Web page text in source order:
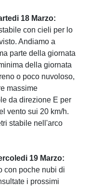
18 Marzo:
con cieli per lo
Andiamo a
parte della giornata
della giornata
o poco nuvoloso,
massime
da direzione E per
vento sui 20 km/h.
stabile nell'arco
19 Marzo:
con poche nubi di
i prossimi